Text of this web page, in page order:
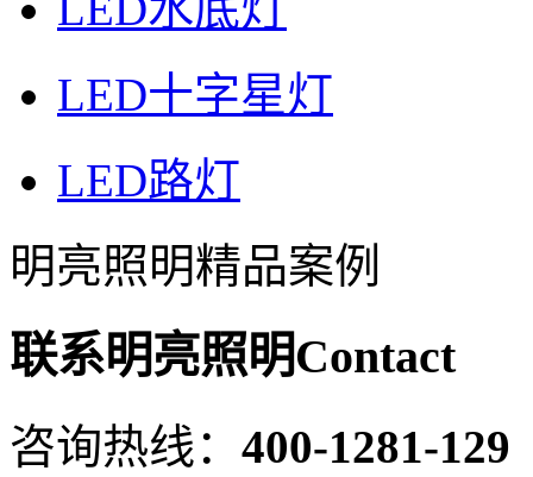
LED十字星灯
LED路灯
明亮照明精品案例
联系明亮照明Contact
咨询热线： 400-1281-129